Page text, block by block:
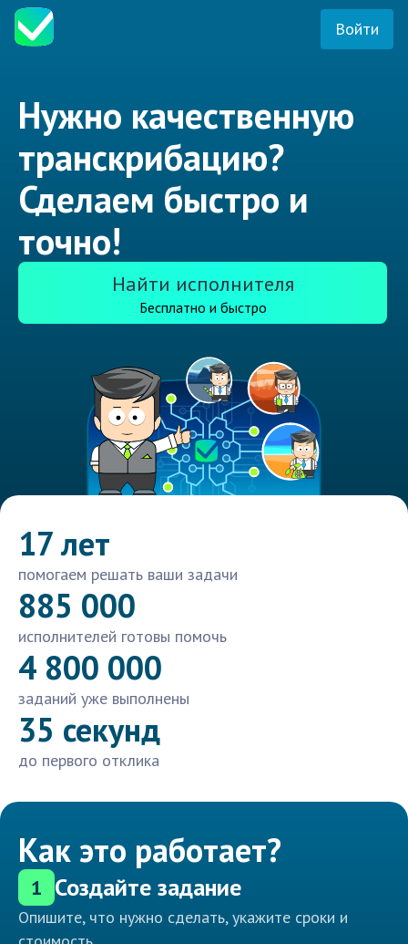
Войти
Нужно качественную
транскрибацию?
Сделаем быстро и
точно!
Найти исполнителя
Бесплатно и быстро
17 лет
помогаем решать ваши задачи
885 000
исполнителей готовы помочь
4 800 000
заданий уже выполнены
35 секунд
до первого отклика
Как это работает?
1 Создайте задание
Опишите, что нужно сделать, укажите сроки и